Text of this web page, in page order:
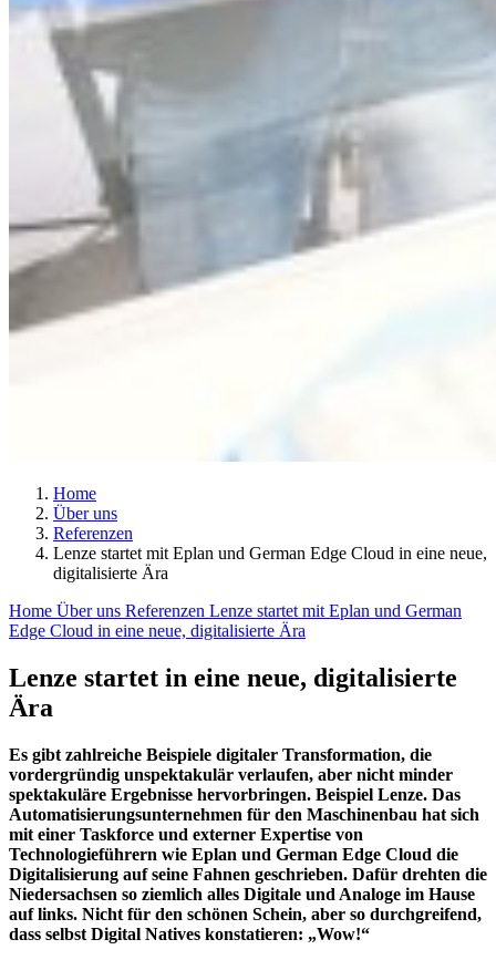
Home
Über uns
Referenzen
Lenze startet mit Eplan und German Edge Cloud in eine neue,
digitalisierte Ära
Home Über uns Referenzen Lenze startet mit Eplan und German
Edge Cloud in eine neue, digitalisierte Ära
Lenze startet in eine neue, digitalisierte
Ära
Es gibt zahlreiche Beispiele digitaler Transformation, die
vordergründig unspektakulär verlaufen, aber nicht minder
spektakuläre Ergebnisse hervorbringen. Beispiel Lenze. Das
Automatisierungsunternehmen für den Maschinenbau hat sich
mit einer Taskforce und externer Expertise von
Technologieführern wie Eplan und German Edge Cloud die
Digitalisierung auf seine Fahnen geschrieben. Dafür drehten die
Niedersachsen so ziemlich alles Digitale und Analoge im Hause
auf links. Nicht für den schönen Schein, aber so durchgreifend,
dass selbst Digital Natives konstatieren: „Wow!“